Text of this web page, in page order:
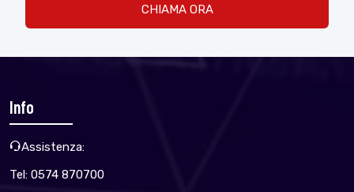
CHIAMA ORA
Info
Assistenza:
Tel: 0574 870700